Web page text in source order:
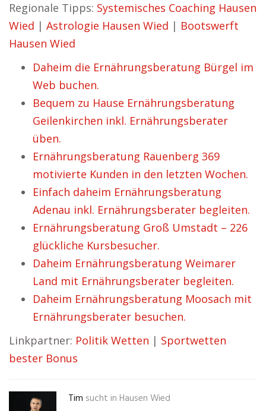
Regionale Tipps: Systemisches Coaching Hausen
Wied | Astrologie Hausen Wied | Bootswerft
Hausen Wied
Daheim die Ernährungsberatung Bürgel im
Web buchen.
Bequem zu Hause Ernährungsberatung
Geilenkirchen inkl. Ernährungsberater
üben.
Ernährungsberatung Rauenberg 369
motivierte Kunden in den letzten Wochen.
Einfach daheim Ernährungsberatung
Adenau inkl. Ernährungsberater begleiten.
Ernährungsberatung Groß Umstadt – 226
glückliche Kursbesucher.
Daheim Ernährungsberatung Weimarer
Land mit Ernährungsberater begleiten.
Daheim Ernährungsberatung Moosach mit
Ernährungsberater besuchen.
Linkpartner: Politik Wetten | Sportwetten
bester Bonus
Tim sucht in Hausen Wied